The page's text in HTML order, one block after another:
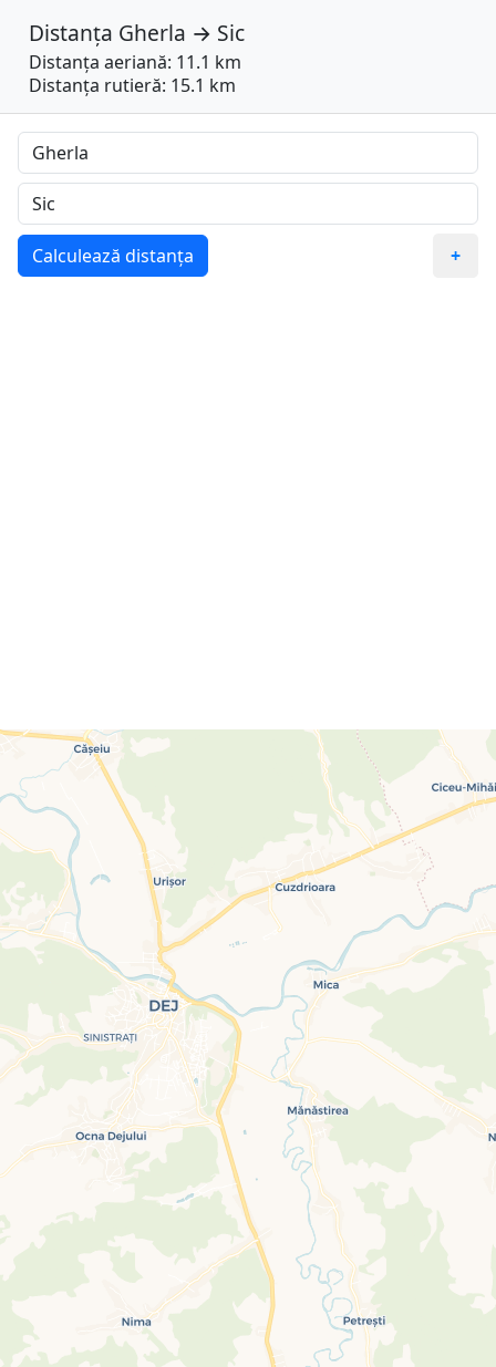
Distanța Gherla → Sic
Distanța aeriană: 11.1 km
Distanța rutieră: 15.1 km
Calculează distanța +